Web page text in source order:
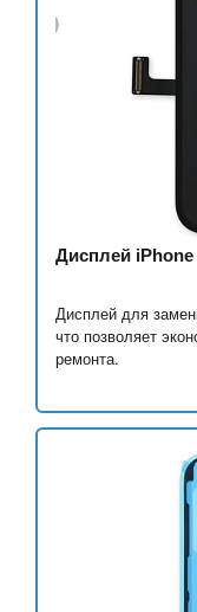
Дисплей iPhone
Дисплей для
что позволяет
ремонта.